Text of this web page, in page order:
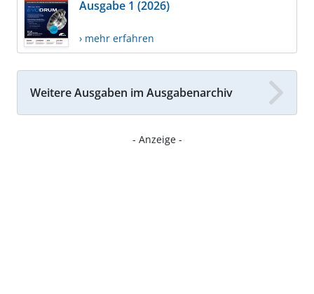
Ausgabe 1 (2026)
› mehr erfahren
Weitere Ausgaben im Ausgabenarchiv
- Anzeige -